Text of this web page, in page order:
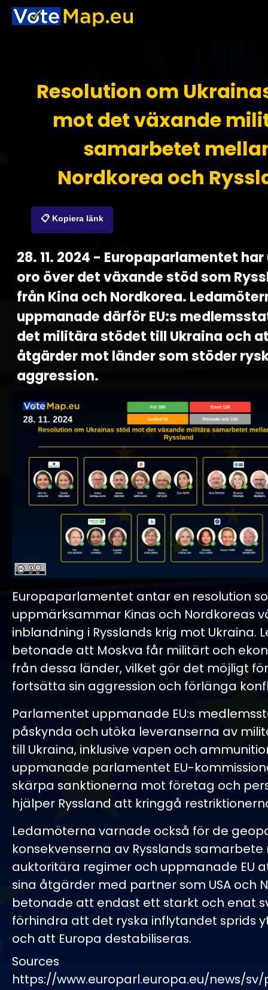
Resolution om
mot det växande
samarbetet
Nordkorea och
📋 Kopiera länk
28. 11. 2024 - Europaparlamentet
oro över det växande stöd som
från Kina och Nordkorea.
uppmanade därför EU:s
det militära stödet till Ukraina och
åtgärder mot länder som stöder
aggression.
Europaparlamentet antar en resolution
uppmärksammar Kinas och Nordkoreas
inblandning i Rysslands krig mot Ukraina.
betonade att Moskva får militärt och
från dessa länder, vilket gör det möjligt
fortsätta sin aggression och förlänga
Parlamentet uppmanade EU:s
påskynda och utöka leveranserna av
till Ukraina, inklusive vapen och
uppmanade parlamentet EU-
skärpa sanktionerna mot företag och
hjälper Ryssland att kringgå
Ledamöterna varnade också för de
konsekvenserna av Rysslands
auktoritära regimer och uppmanade EU
sina åtgärder med partner som USA och
betonade att endast ett starkt och enat
förhindra att det ryska inflytandet sprids
och att Europa destabiliseras.
Sources
https://www.europarl.europa.eu/news/